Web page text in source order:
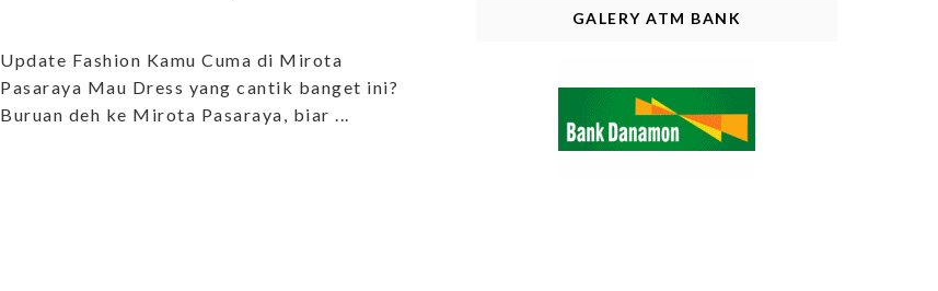
Update Fashion Kamu Cuma di Mirota
Pasaraya Mau Dress yang cantik banget ini?
Buruan deh ke Mirota Pasaraya, biar ...
GALERY ATM BANK